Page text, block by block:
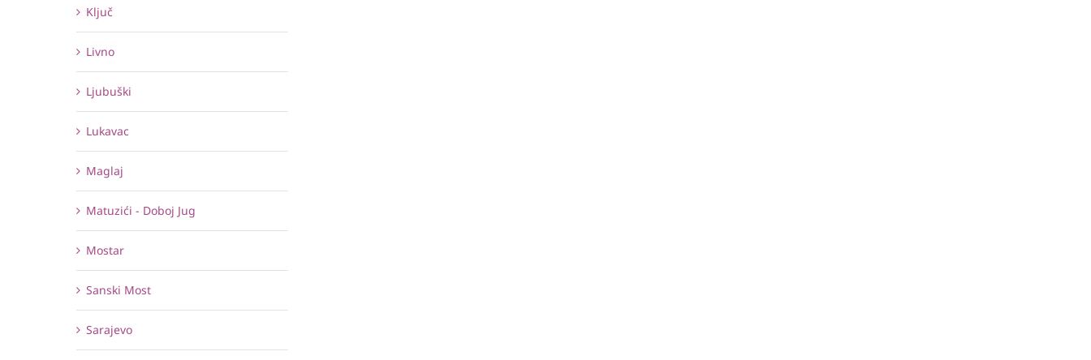
Ključ
Livno
Ljubuški
Lukavac
Maglaj
Matuzići - Doboj Jug
Mostar
Sanski Most
Sarajevo